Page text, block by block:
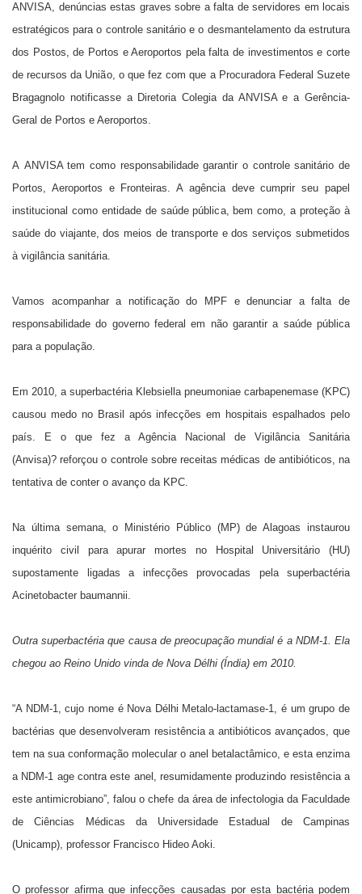
ANVISA, denúncias estas graves sobre a falta de servidores em locais
estratégicos para o controle sanitário e o desmantelamento da estrutura
dos Postos, de Portos e Aeroportos pela falta de investimentos e corte
de recursos da União, o que fez com que a Procuradora Federal Suzete
Bragagnolo notificasse a Diretoria Colegia da ANVISA e a Gerência-
Geral de Portos e Aeroportos.
A ANVISA tem como responsabilidade garantir o controle sanitário de
Portos, Aeroportos e Fronteiras. A agência deve cumprir seu papel
institucional como entidade de saúde pública, bem como, a proteção à
saúde do viajante, dos meios de transporte e dos serviços submetidos
à vigilância sanitária.
Vamos acompanhar a notificação do MPF e denunciar a falta de
responsabilidade do governo federal em não garantir a saúde pública
para a população.
Em 2010, a superbactéria Klebsiella pneumoniae carbapenemase (KPC)
causou medo no Brasil após infecções em hospitais espalhados pelo
país. E o que fez a Agência Nacional de Vigilância Sanitária
(Anvisa)? reforçou o controle sobre receitas médicas de antibióticos, na
tentativa de conter o avanço da KPC.
Na última semana, o Ministério Público (MP) de Alagoas instaurou
inquérito civil para apurar mortes no Hospital Universitário (HU)
supostamente ligadas a infecções provocadas pela superbactéria
Acinetobacter baumannii.
Outra superbactéria que causa de preocupação mundial é a NDM-1. Ela
chegou ao Reino Unido vinda de Nova Délhi (Índia) em 2010.
“A NDM-1, cujo nome é Nova Délhi Metalo-lactamase-1, é um grupo de
bactérias que desenvolveram resistência a antibióticos avançados, que
tem na sua conformação molecular o anel betalactâmico, e esta enzima
a NDM-1 age contra este anel, resumidamente produzindo resistência a
este antimicrobiano”, falou o chefe da área de infectologia da Faculdade
de Ciências Médicas da Universidade Estadual de Campinas
(Unicamp), professor Francisco Hideo Aoki.
O professor afirma que infecções causadas por esta bactéria podem